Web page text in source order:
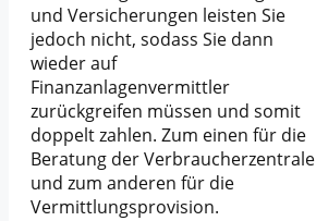
und Versicherungen leisten Sie
jedoch nicht, sodass Sie dann
wieder auf
Finanzanlagenvermittler
zurückgreifen müssen und somit
doppelt zahlen. Zum einen für die
Beratung der Verbraucherzentrale
und zum anderen für die
Vermittlungsprovision.